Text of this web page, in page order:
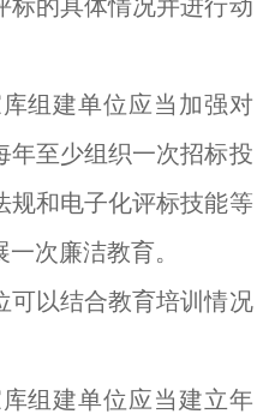
标的具体情况并进行动
组建单位应当加强对
年至少组织一次招标投
规和电子化评标技能等
次廉洁教育。
可以结合教育培训情况
组建单位应当建立年